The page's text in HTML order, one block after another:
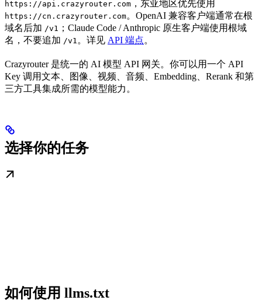
https://api.crazyrouter.com ，东亚地区优先使用
https://cn.crazyrouter.com。OpenAI 兼容客户端通常在根
域名后加 /v1
；Claude Code / Anthropic 原生客户端使用根域
名，不要追加 /v1 。详见 API 端点。
Crazyrouter 是统一的 AI 模型 API 网关。你可以用一个 API
Key 调用文本、图像、视频、音频、Embedding、Rerank 和第
三方工具集成所需的模型能力。
选择你的任务
如何使用 llms.txt